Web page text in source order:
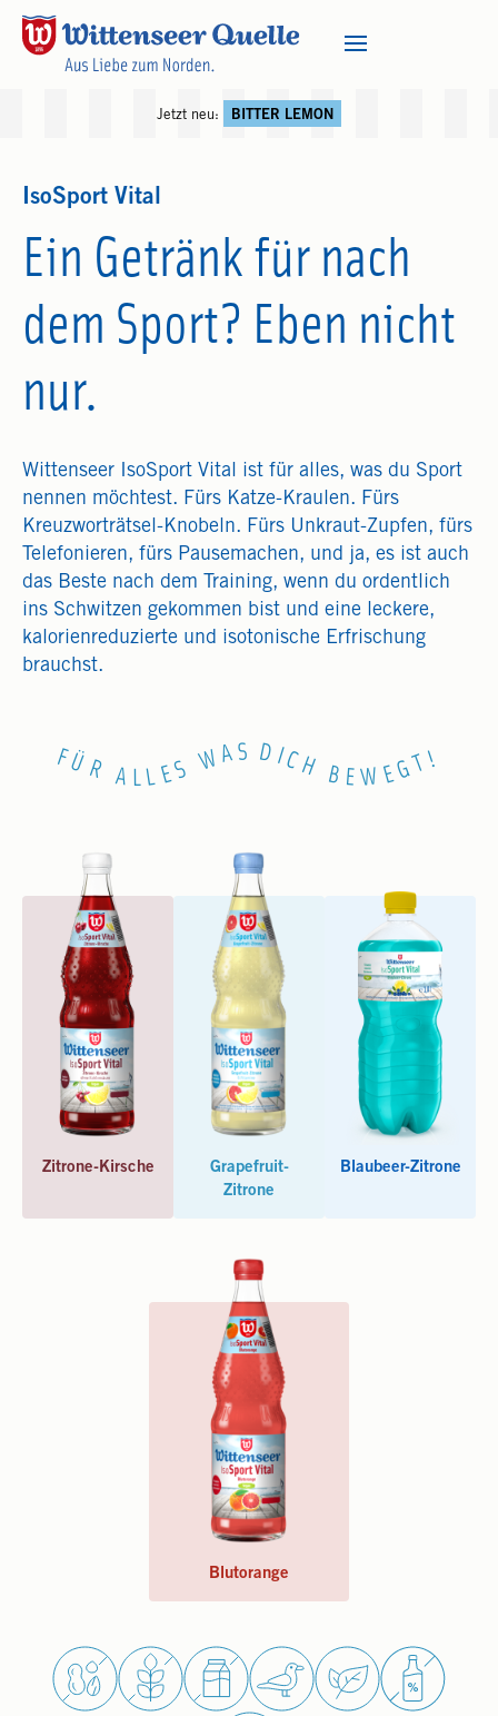
Jetzt neu: BITTER LEMON
IsoSport Vital
Ein Getränk für nach
dem Sport? Eben nicht
nur.
Wittenseer IsoSport Vital ist für alles, was du Sport
nennen möchtest. Fürs Katze-Kraulen. Fürs
Kreuzworträtsel-Knobeln. Fürs Unkraut-Zupfen, fürs
Telefonieren, fürs Pausemachen, und ja, es ist auch
das Beste nach dem Training, wenn du ordentlich
ins Schwitzen gekommen bist und eine leckere,
kalorienreduzierte und isotonische Erfrischung
brauchst.
FÜR ALLES WAS DICH BEWEGT!
Zitrone-Kirsche
Grapefruit-
Zitrone
Blaubeer-Zitrone
Blutorange